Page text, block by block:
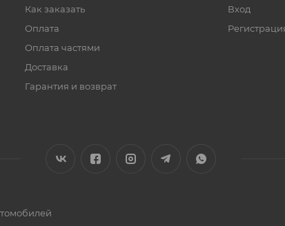
Как заказать
Оплата
Оплата частями
Доставка
Гарантия и возврат
Вход